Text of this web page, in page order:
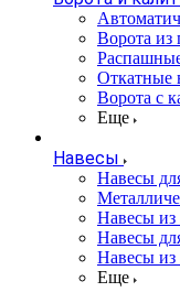
Ворота из
Откатные
Ворота с
Еще
Навесы
Навесы
Навесы из
Навесы
Навесы из
Еще